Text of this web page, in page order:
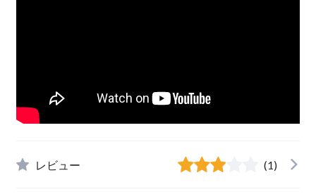
レビュー (1)